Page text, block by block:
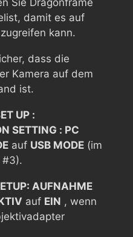
Sie Dragonframe
damit es auf
kann.
dass die
Kamera auf dem
ist.
UP :
SETTING : PC
auf USB MODE (im
#3).
AUFNAHME
auf EIN , wenn